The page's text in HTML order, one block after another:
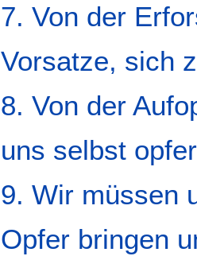
7. Von der
Vorsatze, sich
8. Von der
uns selbst
9. Wir müssen
Opfer bringen